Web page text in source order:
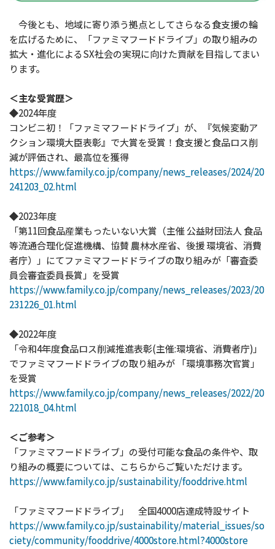
今後とも、地域に寄り添う拠点としてさらなる食支援の輪
を広げるために、「ファミマフードドライブ」の取り組みの
拡大・進化によるSX社会の実現に向けた貢献を目指してまい
ります。
＜主な受賞歴＞
◆2024年度
コンビニ初！「ファミマフードドライブ」が、『気候変動ア
クション環境大臣表彰』で大賞を受賞！食支援と食品ロス削
減が評価され、最高位を獲得
https://www.family.co.jp/company/news_releases/2024/20
241203_02.html
◆2023年度
「第11回食品産業もったいない大賞（主催 公益財団法人 食品
等流通合理化促進機構、協賛 農林水産省、後援 環境省、消費
者庁）」にてファミマフードドライブの取り組みが「審査委
員会審査委員長賞」を受賞
https://www.family.co.jp/company/news_releases/2023/20
231226_01.html
◆2022年度
「令和4年度食品ロス削減推進表彰(主催:環境省、消費者庁)」
でファミマフードドライブの取り組みが 「環境事務次官賞」
を受賞
https://www.family.co.jp/company/news_releases/2022/20
221018_04.html
＜ご参考＞
「ファミマフードドライブ」の受付可能な食品の条件や、取
り組みの概要については、こちらからご覧いただけます。
https://www.family.co.jp/sustainability/fooddrive.html
「ファミマフードドライブ」 全国4000店達成特設サイト
https://www.family.co.jp/sustainability/material_issues/so
ciety/community/fooddrive/4000store.html?4000store